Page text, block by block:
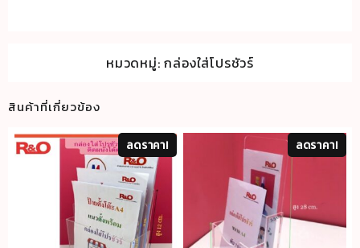
หมวดหมู่:กล่องใส่โปรชัวร์
สินค้าที่เกี่ยวข้อง
ลดราคา! ลดราคา!